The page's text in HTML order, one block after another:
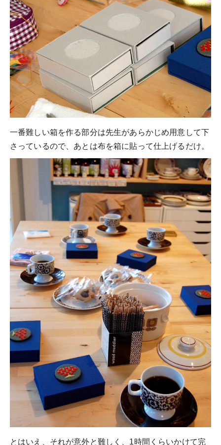
一番難しい箱を作る部分は先生があらかじめ用意して下
さっているので、あとは布を箱に貼って仕上げるだけ。
とはいえ、それが意外と難しく、1時間くらいかけて完